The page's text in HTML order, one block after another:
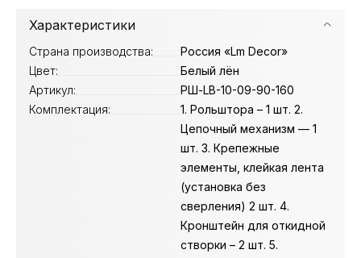
Характеристики
Страна производства:
Россия «Lm Decor»
Цвет:
Белый лён
Артикул:
РШ-LB-10-09-90-160
Комплектация:
1. Рольштора – 1 шт. 2.
Цепочный механизм — 1
шт. 3. Крепежные
элементы, клейкая лента
(установка без
сверления) 2 шт. 4.
Кронштейн для откидной
створки – 2 шт. 5.